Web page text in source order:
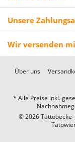
Unsere
Wir versenden
Über uns
* Alle Preise inkl.
© 2026